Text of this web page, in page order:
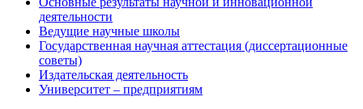
деятельности
Ведущие научные школы
Государственная научная аттестация (диссертационные
советы)
Издательская деятельность
Университет – предприятиям